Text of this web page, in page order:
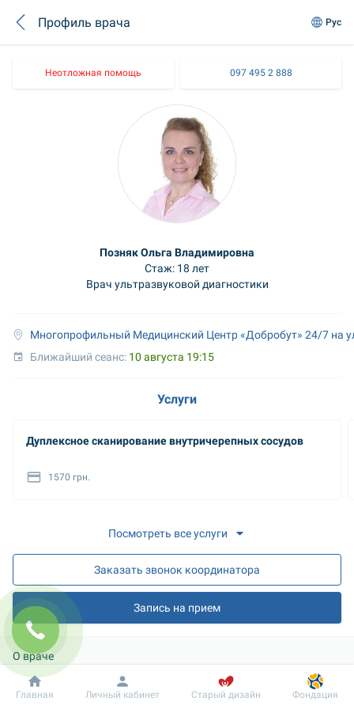
Профиль врача Рус
Неотложная помощь 097 495 2 888
Позняк Ольга Владимировна
Стаж: 18 лет
Врач ультразвуковой диагностики
Многопрофильный Медицинский Центр «Добробут» 24/7 на
Ближайший сеанс: 10 августа 19:15
Услуги
Дуплексное сканирование внутричерепных сосудов
1570 грн.
Посмотреть все услуги
Заказать звонок координатора
Запись на прием
О враче
Добробут Информация Пациенту
Главная Личный кабинет Старый дизайн Фондация